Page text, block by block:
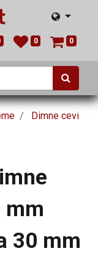
0 0
Dimne cevi
mm
30 mm